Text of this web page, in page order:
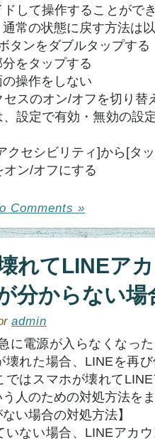
して操作することがで
常の状態に戻す方法は
タンをダブルタップする
をタップする
の操作をしない
セスのオン/オフを切り替
設定で有効・無効の設
クセシビリティ]から[タ
ン/オフにする
Comments »
れてLINEア
分からない場
admin
に電源が入らなくなっ
れた場合、LINEを再
ではスマホが壊れて
人のための対処方法を
い場合の対処方法】
いない場合、LINEアカ